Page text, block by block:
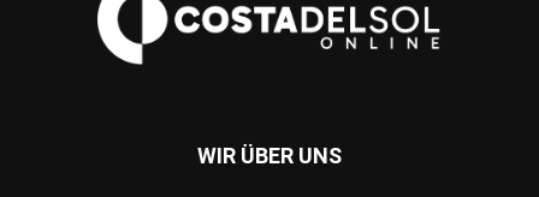
WIR ÜBER UNS